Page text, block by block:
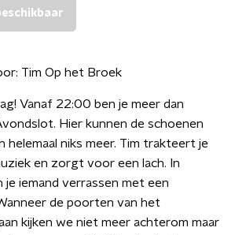
Tim Op het Broek
Vanaf 22:00 ben je meer dan
Hier kunnen de schoenen
helemaal niks meer. Tim trakteert je
en zorgt voor een lach. In
je iemand verrassen met een
de poorten van het
kijken we niet meer achterom maar